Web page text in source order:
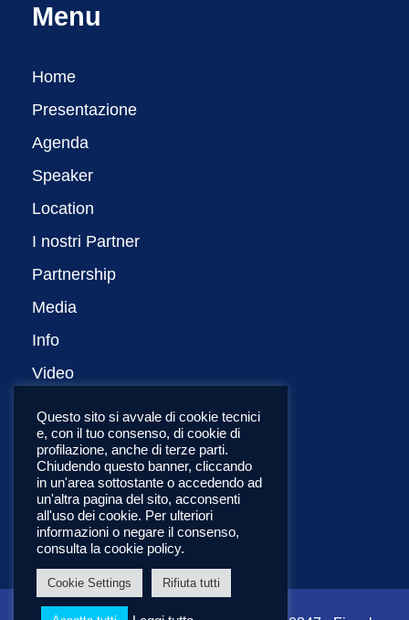
Menu
Home
Presentazione
Agenda
Speaker
Location
I nostri Partner
Partnership
Media
Info
Video
English
Questo sito si avvale di cookie tecnici
e, con il tuo consenso, di cookie di
profilazione, anche di terze parti.
Chiudendo questo banner, cliccando
in un'area sottostante o accedendo ad
un'altra pagina del sito, acconsenti
all'uso dei cookie. Per ulteriori
informazioni o negare il consenso,
consulta la cookie policy.
Cookie Settings Rifiuta tutti